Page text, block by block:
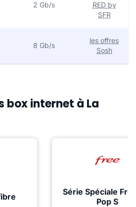
2 Gb/s
RED by
SFR
8 Gb/s
les offres
Sosh
box internet à La
Série Spéciale
Pop S